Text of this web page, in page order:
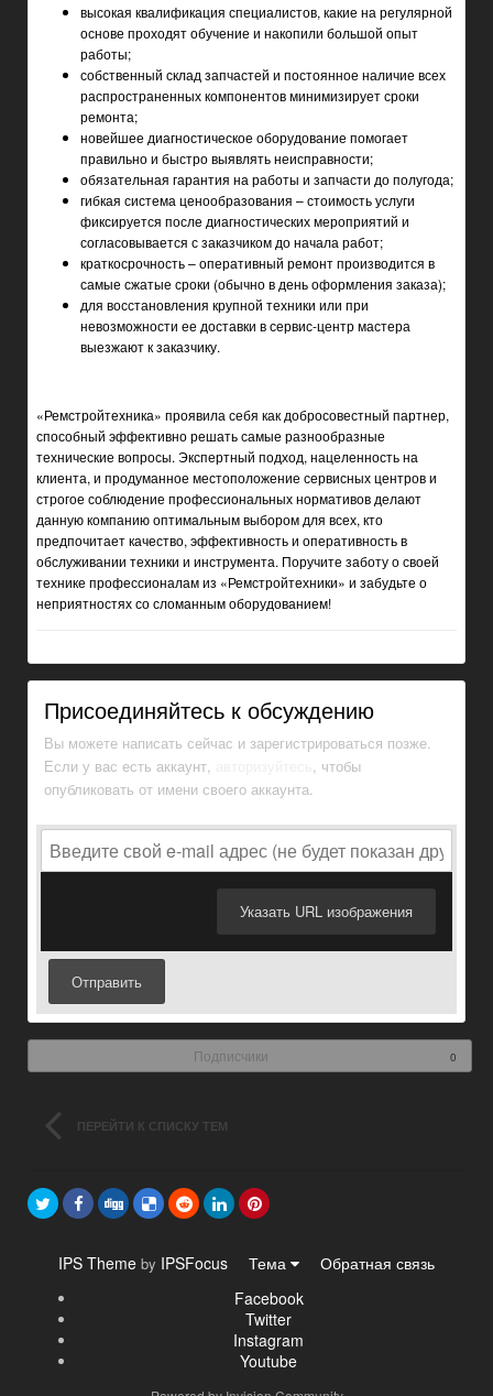
высокая квалификация специалистов, какие на регулярной
основе проходят обучение и накопили большой опыт
работы;
собственный склад запчастей и постоянное наличие всех
распространенных компонентов минимизирует сроки
ремонта;
новейшее диагностическое оборудование помогает
правильно и быстро выявлять неисправности;
обязательная гарантия на работы и запчасти до полугода;
гибкая система ценообразования – стоимость услуги
фиксируется после диагностических мероприятий и
согласовывается с заказчиком до начала работ;
краткосрочность – оперативный ремонт производится в
самые сжатые сроки (обычно в день оформления заказа);
для восстановления крупной техники или при
невозможности ее доставки в сервис-центр мастера
выезжают к заказчику.
«Ремстройтехника» проявила себя как добросовестный партнер,
способный эффективно решать самые разнообразные
технические вопросы. Экспертный подход, нацеленность на
клиента, и продуманное местоположение сервисных центров и
строгое соблюдение профессиональных нормативов делают
данную компанию оптимальным выбором для всех, кто
предпочитает качество, эффективность и оперативность в
обслуживании техники и инструмента. Поручите заботу о своей
технике профессионалам из «Ремстройтехники» и забудьте о
неприятностях со сломанным оборудованием!
Присоединяйтесь к обсуждению
Вы можете написать сейчас и зарегистрироваться позже.
Если у вас есть аккаунт,
, чтобы
опубликовать от имени своего аккаунта.
Указать URL изображения
Отправить
Подписчики 0
ПЕРЕЙТИ К СПИСКУ ТЕМ
IPS Theme by IPSFocus Тема
Обратная связь
Facebook
Twitter
Instagram
Youtube